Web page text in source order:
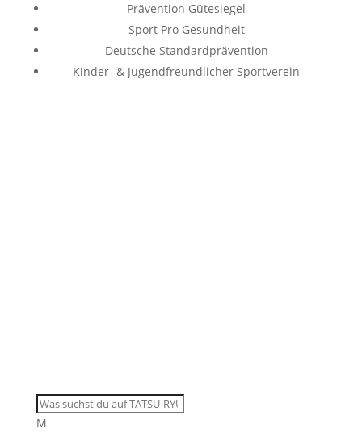
Prävention Gütesiegel
Sport Pro Gesundheit
Deutsche Standardprävention
Kinder- & Jugendfreundlicher Sportverein
M